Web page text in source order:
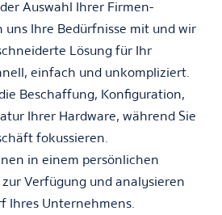
Auswahl Ihrer Firmen-
uns Ihre Bedürfnisse mit und wir
Lösung für Ihr
einfach und unkompliziert.
Beschaffung, Konfiguration,
Ihrer Hardware, während Sie
fokussieren.
in einem persönlichen
Verfügung und analysieren
Ihres Unternehmens.